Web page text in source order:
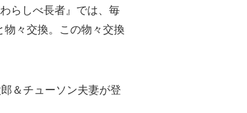
らしべ長者』では、毎
物々交換。この物々交換
＆チューソン夫妻が登